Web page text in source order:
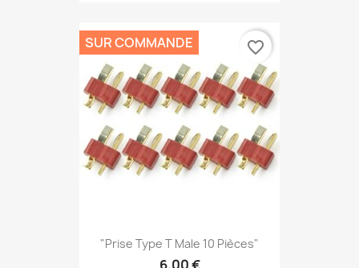
"Prise Type T Male 10 Pièces"
SUR COMMANDE favorite_border